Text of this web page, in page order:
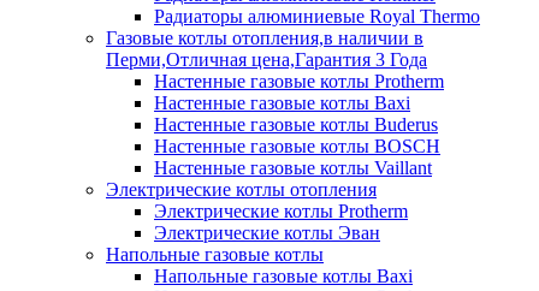
Радиаторы алюминиевые Royal Thermo
Газовые котлы отопления,в наличии в
Перми,Отличная цена,Гарантия 3 Года
Настенные газовые котлы Protherm
Настенные газовые котлы Baxi
Настенные газовые котлы Buderus
Настенные газовые котлы BOSCH
Настенные газовые котлы Vaillant
Электрические котлы отопления
Электрические котлы Protherm
Электрические котлы Эван
Напольные газовые котлы
Напольные газовые котлы Baxi